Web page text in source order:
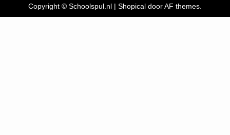
Copyright © Schoolspul.nl | Shopical door AF themes.